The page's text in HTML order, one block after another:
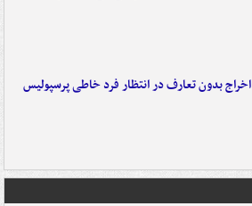
اخراج بدون تعارف در انتظار فرد خاطی پرسپولیس